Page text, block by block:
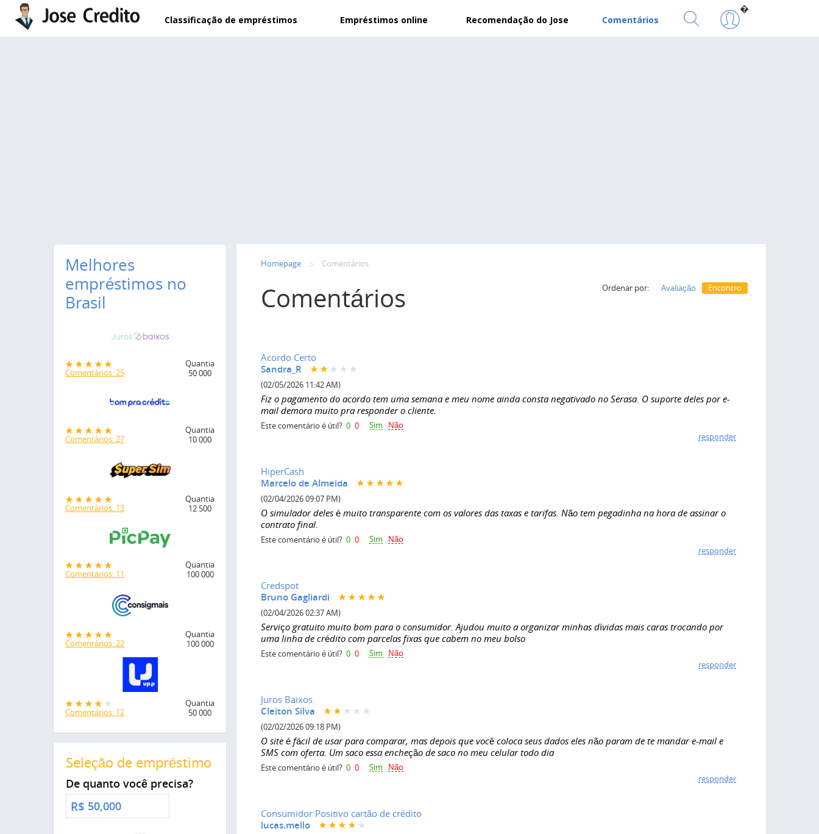
Pular para o conteúdo principal
Classificação de empréstimos Empréstimos online Recomendação do Jose Comentários
�
Homepage Сomentários
Comentários Ordenar por: Avaliação Encontro
Acordo Certo
Sandra_R
(02/05/2026 11:42 AM)
Fiz o pagamento do acordo tem uma semana e meu nome ainda consta negativado no Serasa. O suporte deles por e-
mail demora muito pra responder o cliente.
Este comentário é útil? 0 0 Sim
Não
responder
HiperCash
Marcelo de Almeida
(02/04/2026 09:07 PM)
O simulador deles é muito transparente com os valores das taxas e tarifas. Não tem pegadinha na hora de assinar o
contrato final.
Este comentário é útil? 0 0 Sim
Não
responder
Credspot
Bruno Gagliardi
(02/04/2026 02:37 AM)
Serviço gratuito muito bom para o consumidor. Ajudou muito a organizar minhas dívidas mais caras trocando por
uma linha de crédito com parcelas fixas que cabem no meu bolso
Este comentário é útil? 0 0 Sim
Não
responder
Juros Baixos
Cleiton Silva
(02/02/2026 09:18 PM)
O site é fácil de usar para comparar, mas depois que você coloca seus dados eles não param de te mandar e-mail e
SMS com oferta. Um saco essa encheção de saco no meu celular todo dia
Este comentário é útil? 0 0 Sim
Não
responder
Consumidor Positivo cartão de crédito
lucas.mello
Melhores
empréstimos no
Brasil
Comentários: 25
Quantia
50 000
Comentários: 27
Quantia
10 000
Comentários: 13
Quantia
12 500
Comentários: 11
Quantia
100 000
Comentários: 22
Quantia
100 000
Comentários: 12
Quantia
50 000
Seleção de empréstimo
De quanto você precisa?
R$